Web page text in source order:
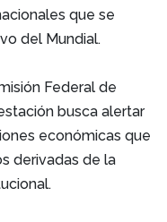
que se
del Mundial.
Federal de
busca alertar
económicas que
derivadas de la